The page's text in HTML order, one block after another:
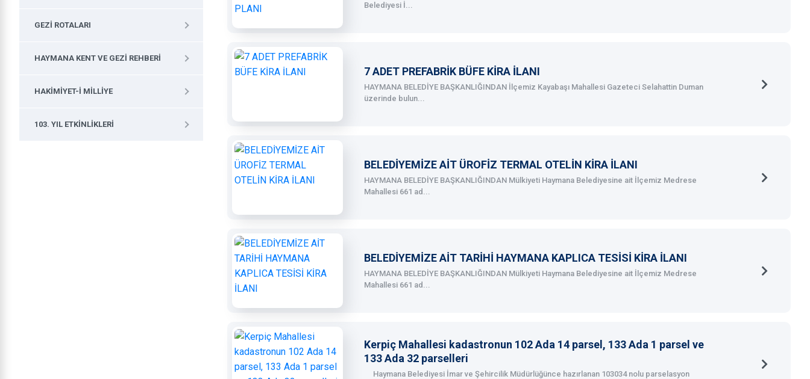
Belediyesi İ...
7 ADET PREFABRİK BÜFE KİRA İLANI
HAYMANA BELEDİYE BAŞKANLIĞINDAN İlçemiz Kayabaşı Mahallesi Gazeteci Selahattin Duman
üzerinde bulun...
BELEDİYEMİZE AİT ÜROFİZ TERMAL OTELİN KİRA İLANI
HAYMANA BELEDİYE BAŞKANLIĞINDAN Mülkiyeti Haymana Belediyesine ait İlçemiz Medrese
Mahallesi 661 ad...
BELEDİYEMİZE AİT TARİHİ HAYMANA KAPLICA TESİSİ KİRA İLANI
HAYMANA BELEDİYE BAŞKANLIĞINDAN Mülkiyeti Haymana Belediyesine ait İlçemiz Medrese
Mahallesi 661 ad...
Kerpiç Mahallesi kadastronun 102 Ada 14 parsel, 133 Ada 1 parsel ve
133 Ada 32 parselleri
Haymana Belediyesi İmar ve Şehircilik Müdürlüğünce hazırlanan 103034 nolu parselasyon
GEZI ROTALARI
HAYMANA KENT VE GEZI REHBERI
HAKIMIYET-I MILLIYE
103. YIL ETKINLIKLERI